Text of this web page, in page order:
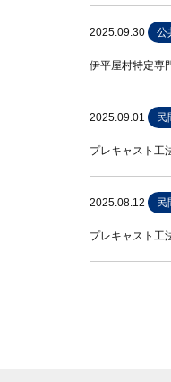
2025.09.30 公
伊平屋村特定専
2025.09.01 民
プレキャスト
2025.08.12 民
プレキャスト